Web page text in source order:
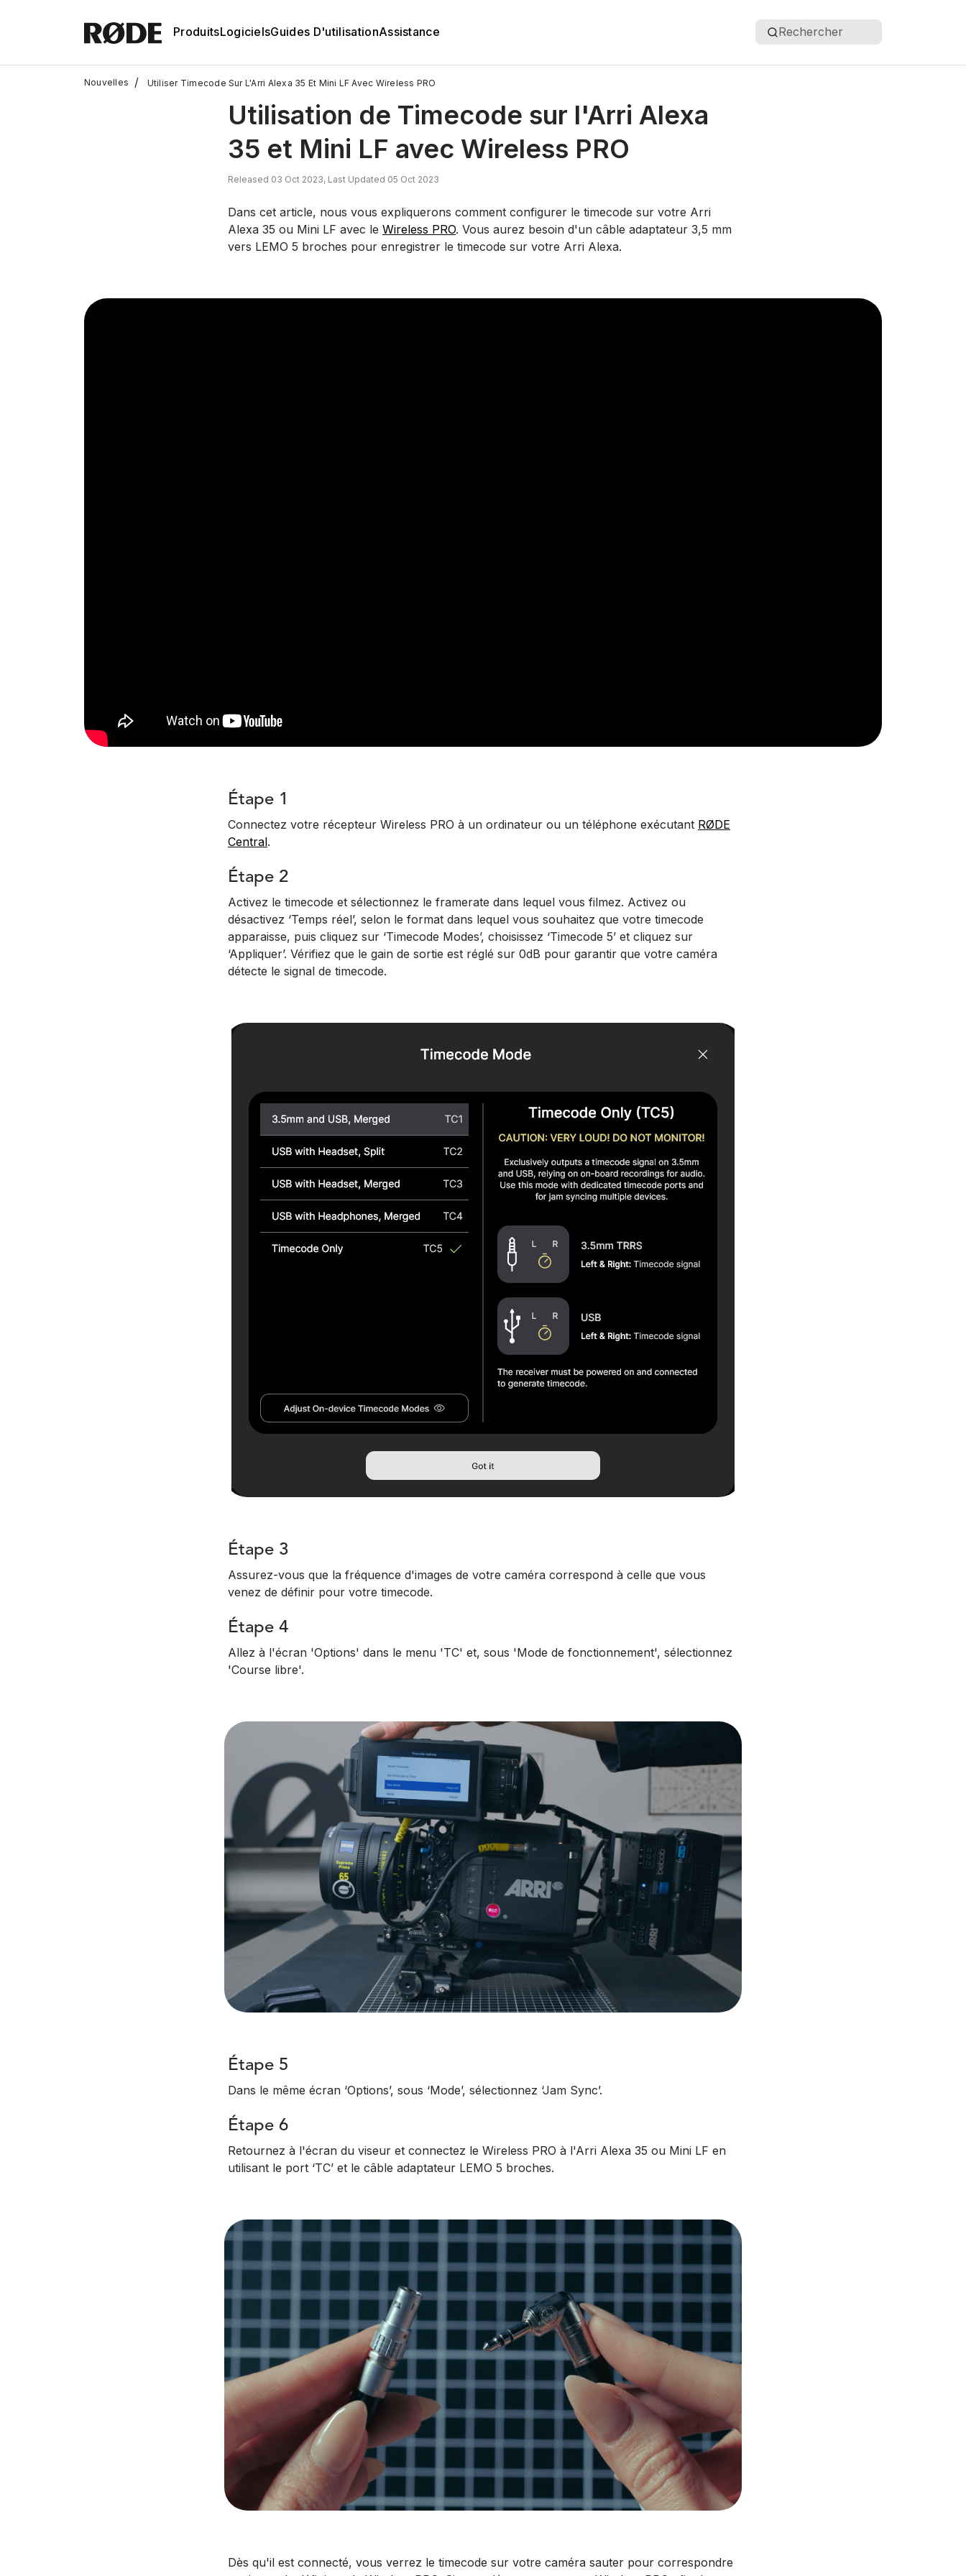
ProduitsLogicielsGuides D'utilisationAssistance Rechercher
Nouvelles / Utiliser Timecode Sur L'Arri Alexa 35 Et Mini LF Avec Wireless PRO
Utilisation de Timecode sur l'Arri Alexa
35 et Mini LF avec Wireless PRO
Released 03 Oct 2023, Last Updated 05 Oct 2023
Dans cet article, nous vous expliquerons comment configurer le timecode sur votre Arri
Alexa 35 ou Mini LF avec le Wireless PRO. Vous aurez besoin d'un câble adaptateur 3,5 mm
vers LEMO 5 broches pour enregistrer le timecode sur votre Arri Alexa.
Étape 1
Connectez votre récepteur Wireless PRO à un ordinateur ou un téléphone exécutant RØDE
Central.
Étape 2
Activez le timecode et sélectionnez le framerate dans lequel vous filmez. Activez ou
désactivez ‘Temps réel’, selon le format dans lequel vous souhaitez que votre timecode
apparaisse, puis cliquez sur ‘Timecode Modes’, choisissez ‘Timecode 5’ et cliquez sur
‘Appliquer’. Vérifiez que le gain de sortie est réglé sur 0dB pour garantir que votre caméra
détecte le signal de timecode.
Étape 3
Assurez-vous que la fréquence d'images de votre caméra correspond à celle que vous
venez de définir pour votre timecode.
Étape 4
Allez à l'écran 'Options' dans le menu 'TC' et, sous 'Mode de fonctionnement', sélectionnez
'Course libre'.
Étape 5
Dans le même écran ‘Options’, sous ‘Mode’, sélectionnez ‘Jam Sync’.
Étape 6
Retournez à l'écran du viseur et connectez le Wireless PRO à l'Arri Alexa 35 ou Mini LF en
utilisant le port ‘TC’ et le câble adaptateur LEMO 5 broches.
Dès qu'il est connecté, vous verrez le timecode sur votre caméra sauter pour correspondre